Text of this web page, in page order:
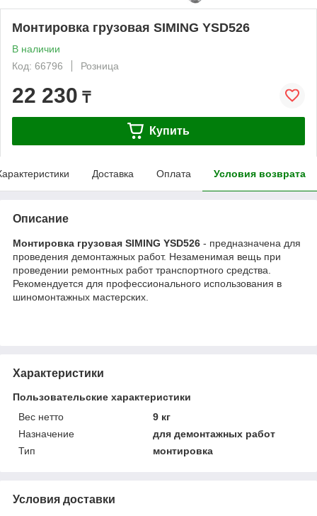
Монтировка грузовая SIMING YSD526
В наличии
Код: 66796
Розница
22 230 ₸
Купить
Доставка Оплата Условия возврата
Описание
Монтировка грузовая SIMING YSD526 - предназначена для
проведения демонтажных работ. Незаменимая вещь при
проведении ремонтных работ транспортного средства.
Рекомендуется для профессионального использования в
шиномонтажных мастерских.
Характеристики
Пользовательские характеристики
Вес нетто
9 кг
Назначение
для демонтажных работ
Тип
монтировка
Условия доставки